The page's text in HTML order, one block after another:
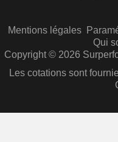
Mentions légales
Qui
Copyright © 2026
Les cotations sont